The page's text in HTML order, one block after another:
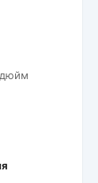
дюйм